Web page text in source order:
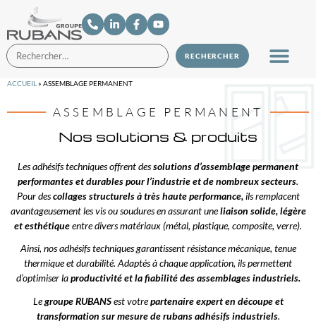
ACCUEIL » ASSEMBLAGE PERMANENT
ASSEMBLAGE PERMANENT
Nos solutions & produits
Les adhésifs techniques offrent dessolutions d’assemblage permanent
performantes et durables pour l’industrie et de nombreux secteurs.
Pour descollages structurels à très haute performance,ils remplacent
avantageusement les vis ou soudures en assurant uneliaison solide, légère
et esthétiqueentre divers matériaux (métal, plastique, composite, verre).
Ainsi, nos adhésifs techniques garantissent résistance mécanique, tenue
thermique et durabilité. Adaptés à chaque application, ils permettent
d’optimiser laproductivité et la fiabilité des assemblages industriels.
Legroupe RUBANSest votrepartenaire expert en découpe et
transformation sur mesure de rubans adhésifs industriels.